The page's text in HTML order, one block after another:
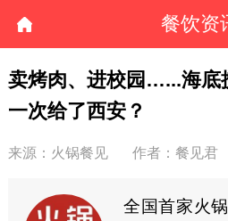
餐饮资
卖烤肉、进校园…...海底
一次给了西安？
来源：火锅餐见 作者：餐见君
全国首家火